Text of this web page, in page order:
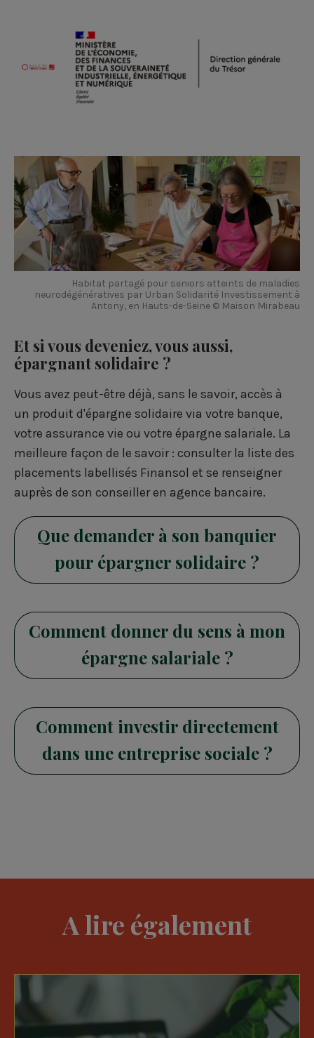
Habitat partagé pour seniors atteints de maladies
neurodégénératives par Urban Solidarité Investissement à
Antony, en Hauts-de-Seine © Maison Mirabeau
Et si vous deveniez, vous aussi,
épargnant solidaire ?
Vous avez peut-être déjà, sans le savoir, accès à
un produit d'épargne solidaire via votre banque,
votre assurance vie ou votre épargne salariale. La
meilleure façon de le savoir : consulter la liste des
placements labellisés Finansol et se renseigner
auprès de son conseiller en agence bancaire.
Que demander à son banquier
pour épargner solidaire ?
Comment donner du sens à mon
épargne salariale ?
Comment investir directement
dans une entreprise sociale ?
A lire également